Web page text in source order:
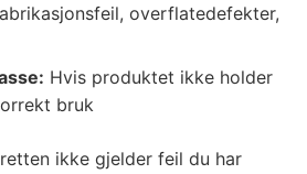
overflatedefekter,
Hvis produktet ikke holder
bruk
ikke gjelder feil du har